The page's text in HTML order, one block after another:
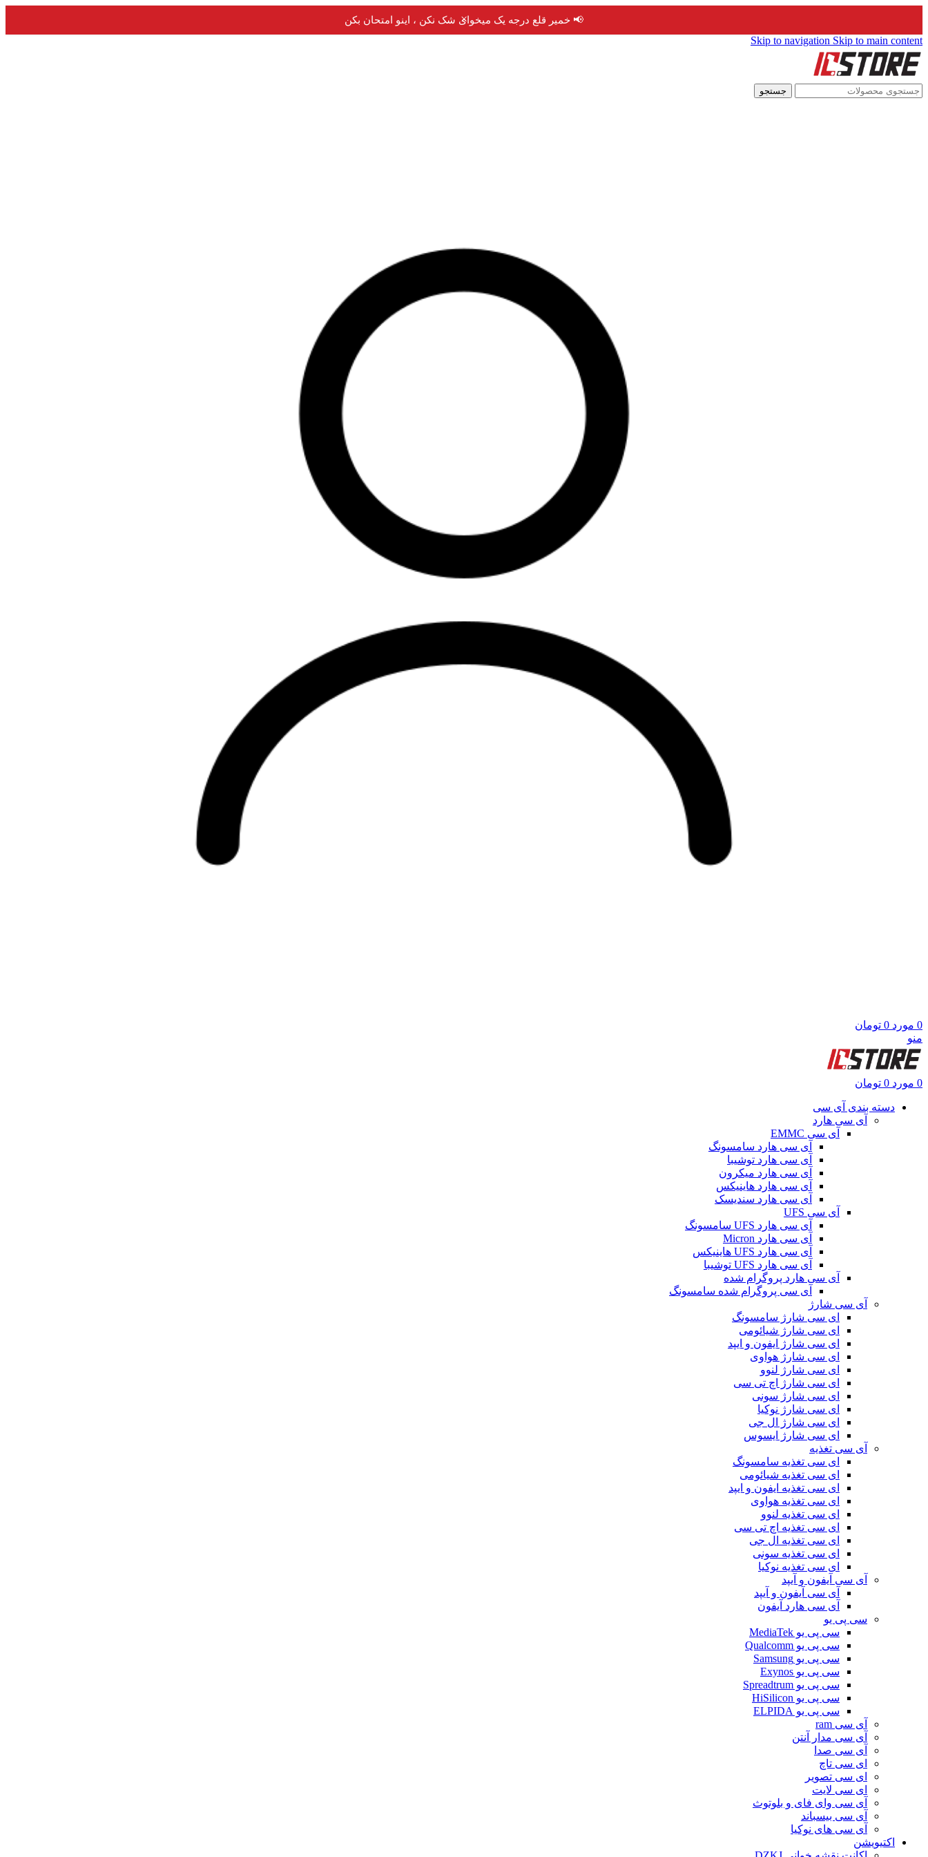
📢 خمیر قلع درجه یک میخوای شک نکن ، اینو امتحان بکن
×
Skip to navigation Skip to main content
جستجو
0 مورد 0 تومان
منو
0 مورد 0 تومان
دسته بندی آی سی
آی سی هارد
آی سی EMMC
آی سی هارد سامسونگ
آی سی هارد توشیبا
آی سی هارد میکرون
آی سی هارد هاینیکس
آی سی هارد سندیسک
آی سی UFS
آی سی هارد UFS سامسونگ
آی سی هارد Micron
آی سی هارد UFS هاینیکس
آی سی هارد UFS توشیبا
آی سی هارد پروگرام شده
آی سی پروگرام شده سامسونگ
آی سی شارژ
ای سی شارژ سامسونگ
ای سی شارژ شیائومی
ای سی شارژ ایفون و ایپد
ای سی شارژ هواوی
ای سی شارژ لنوو
ای سی شارژ اچ تی سی
ای سی شارژ سونی
ای سی شارژ نوکیا
ای سی شارژ ال جی
ای سی شارژ ایسوس
آی سی تغذیه
ای سی تغذیه سامسونگ
ای سی تغذیه شیائومی
ای سی تغذیه ایفون و ایپد
ای سی تغذیه هواوی
ای سی تغذیه لنوو
ای سی تغذیه اچ تی سی
ای سی تغذیه ال جی
ای سی تغذیه سونی
ای سی تغذیه نوکیا
آی سی آیفون و آیپد
آی سی آیفون و آیپد
آی سی هارد آیفون
سی پی یو
سی پی یو MediaTek
سی پی یو Qualcomm
سی پی یو Samsung
سی پی یو Exynos
سی پی یو Spreadtrum
سی پی یو HiSilicon
سی پی یو ELPIDA
آی سی ram
آی سی مدار آنتن
آی سی صدا
ای سی تاچ
ای سی تصویر
ای سی لایت
آی سی وای فای و بلوتوث
آی سی بیسباند
آی سی های نوکیا
اکتیویشن